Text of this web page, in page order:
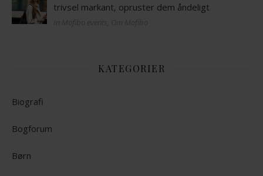
trivsel markant, opruster dem åndeligt
KATEGORIER
Biografi
Bogforum
Børn